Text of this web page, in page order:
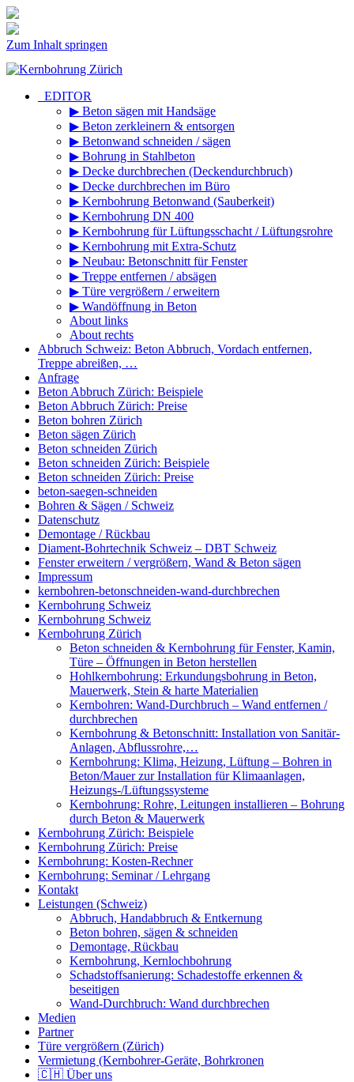
Zum Inhalt springen
_EDITOR
▶ Beton sägen mit Handsäge
▶ Beton zerkleinern & entsorgen
▶ Betonwand schneiden / sägen
▶ Bohrung in Stahlbeton
▶ Decke durchbrechen (Deckendurchbruch)
▶ Decke durchbrechen im Büro
▶ Kernbohrung Betonwand (Sauberkeit)
▶ Kernbohrung DN 400
▶ Kernbohrung für Lüftungsschacht / Lüftungsrohre
▶ Kernbohrung mit Extra-Schutz
▶ Neubau: Betonschnitt für Fenster
▶ Treppe entfernen / absägen
▶ Türe vergrößern / erweitern
▶ Wandöffnung in Beton
About links
About rechts
Abbruch Schweiz: Beton Abbruch, Vordach entfernen,
Treppe abreißen, …
Anfrage
Beton Abbruch Zürich: Beispiele
Beton Abbruch Zürich: Preise
Beton bohren Zürich
Beton sägen Zürich
Beton schneiden Zürich
Beton schneiden Zürich: Beispiele
Beton schneiden Zürich: Preise
beton-saegen-schneiden
Bohren & Sägen / Schweiz
Datenschutz
Demontage / Rückbau
Diament-Bohrtechnik Schweiz – DBT Schweiz
Fenster erweitern / vergrößern, Wand & Beton sägen
Impressum
kernbohren-betonschneiden-wand-durchbrechen
Kernbohrung Schweiz
Kernbohrung Schweiz
Kernbohrung Zürich
Beton schneiden & Kernbohrung für Fenster, Kamin,
Türe – Öffnungen in Beton herstellen
Hohlkernbohrung: Erkundungsbohrung in Beton,
Mauerwerk, Stein & harte Materialien
Kernbohren: Wand-Durchbruch – Wand entfernen /
durchbrechen
Kernbohrung & Betonschnitt: Installation von Sanitär-
Anlagen, Abflussrohre,…
Kernbohrung: Klima, Heizung, Lüftung – Bohren in
Beton/Mauer zur Installation für Klimaanlagen,
Heizungs-/Lüftungssysteme
Kernbohrung: Rohre, Leitungen installieren – Bohrung
durch Beton & Mauerwerk
Kernbohrung Zürich: Beispiele
Kernbohrung Zürich: Preise
Kernbohrung: Kosten-Rechner
Kernbohrung: Seminar / Lehrgang
Kontakt
Leistungen (Schweiz)
Abbruch, Handabbruch & Entkernung
Beton bohren, sägen & schneiden
Demontage, Rückbau
Kernbohrung, Kernlochbohrung
Schadstoffsanierung: Schadestoffe erkennen &
beseitigen
Wand-Durchbruch: Wand durchbrechen
Medien
Partner
Türe vergrößern (Zürich)
Vermietung (Kernbohrer-Geräte, Bohrkronen
🇨🇭 Über uns